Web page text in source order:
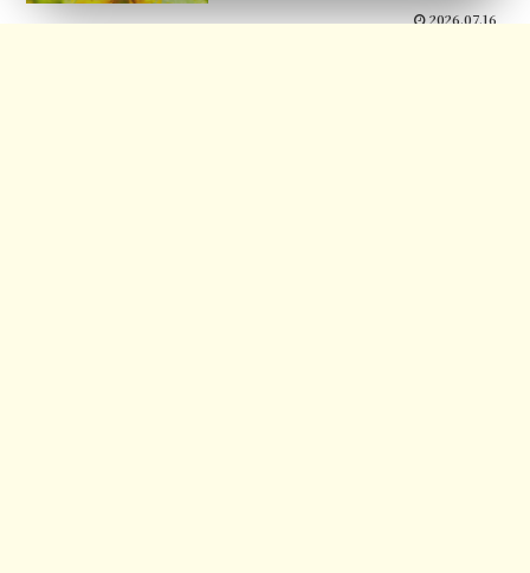
2026.07.16
メニュー ホーム